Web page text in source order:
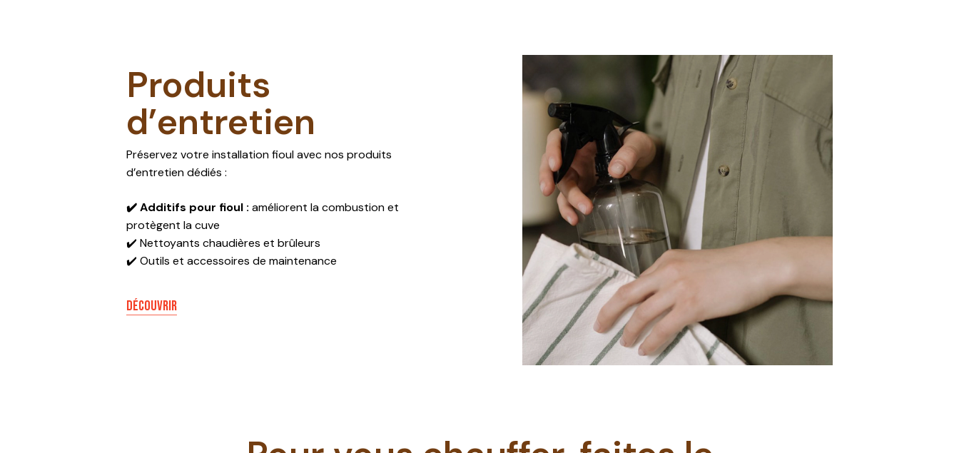
Produits
d’entretien
Préservez votre installation fioul avec nos produits
d’entretien dédiés :
✔️ Additifs pour fioul : améliorent la combustion et
protègent la cuve
✔️ Nettoyants chaudières et brûleurs
✔️ Outils et accessoires de maintenance
DÉCOUVRIR